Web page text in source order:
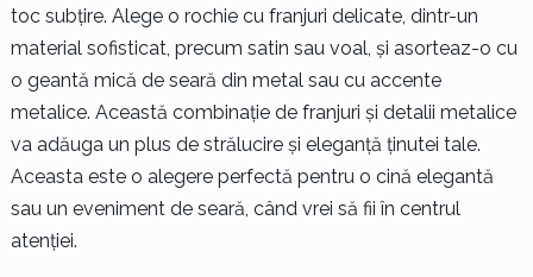
toc subțire. Alege o rochie cu franjuri delicate, dintr-un
material sofisticat, precum satin sau voal, și asorteaz-o cu
o geantă mică de seară din metal sau cu accente
metalice. Această combinație de franjuri și detalii metalice
va adăuga un plus de strălucire și eleganță ținutei tale.
Aceasta este o alegere perfectă pentru o cină elegantă
sau un eveniment de seară, când vrei să fii în centrul
atenției.